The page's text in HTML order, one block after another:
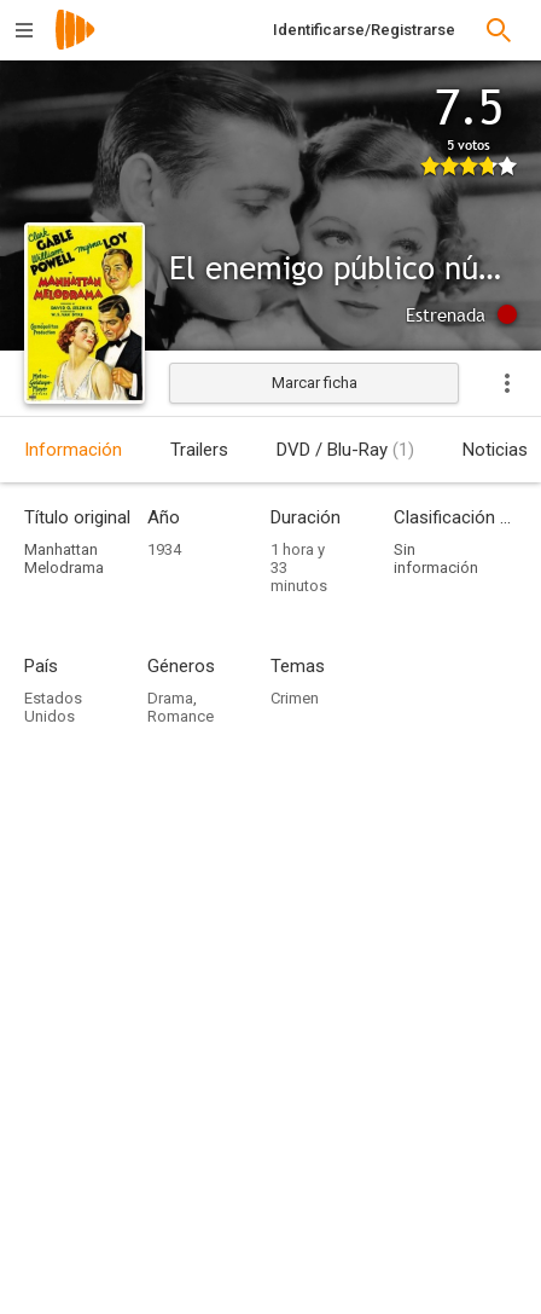
Identificarse/Registrarse
7.5
5 votos
El enemigo público número 1
Estrenada
Marcar ficha
Información Trailers DVD / Blu-Ray (1) Noticias
Título original
Manhattan
Melodrama
Año
1934
Duración
1 hora y
33
minutos
Clasificación por edades
Sin
información
País
Estados
Unidos
Géneros
Drama,
Romance
Temas
Crimen